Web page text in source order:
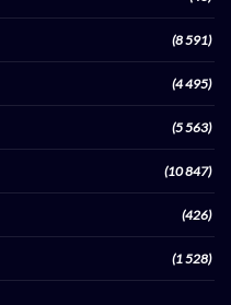
(8 591)
(4 495)
(5 563)
(10 847)
(426)
(1 528)